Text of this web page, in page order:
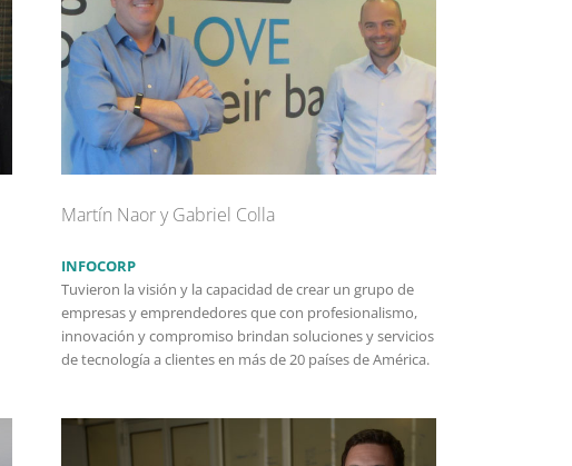
Martín Naor y Gabriel Colla
INFOCORP
Tuvieron la visión y la capacidad de crear un grupo de
empresas y emprendedores que con profesionalismo,
innovación y compromiso brindan soluciones y servicios
de tecnología a clientes en más de 20 países de América.